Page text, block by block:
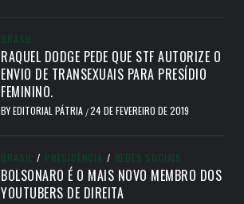
BRASIL
RAQUEL DODGE PEDE QUE STF AUTORIZE O
ENVIO DE TRANSEXUAIS PARA PRESÍDIO
FEMININO.
BYEDITORIAL PÁTRIA /24 DE FEVEREIRO DE 2019
BRASIL / PRESIDÊNCIA / REDES SOCIAIS
BOLSONARO É O MAIS NOVO MEMBRO DOS
YOUTUBERS DE DIREITA